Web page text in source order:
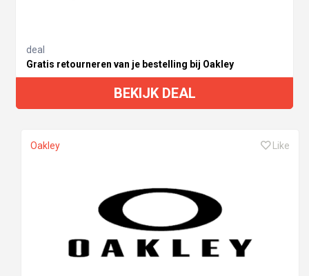
deal
Gratis retourneren van je bestelling bij Oakley
BEKIJK DEAL
Oakley Like